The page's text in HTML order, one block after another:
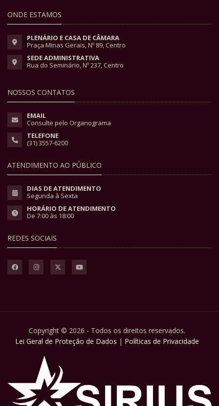
ONDE ESTAMOS
PLENÁRIO E CASA DE CÂMARA
Praça Minas Gerais, Nº 89, Centro
SEDE ADMINISTRATIVA
Rua do Seminário, Nº 237, Centro
NOSSOS CONTATOS
EMAIL
Consulte pelo Organograma
TELEFONE
(31) 3557-6200
ATENDIMENTO AO PÚBLICO
DIAS DE ATENDIMENTO
Segunda à Sexta
HORÁRIO DE ATENDIMENTO
De 7:00 às 18:00
REDES SOCIAIS
Copyright © 2026 - Todos os direitos reservados.
Lei Geral de Proteção de Dados | Políticas de Privacidade